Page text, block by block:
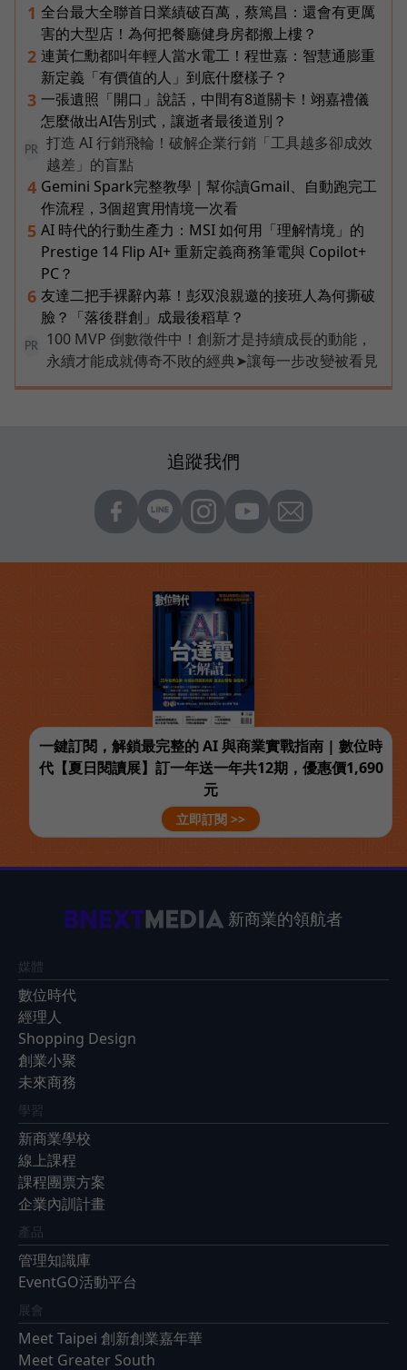
1 全台最大全聯首日業績破百萬，蔡篤昌：還會有更厲
害的大型店！為何把餐廳健身房都搬上樓？
2 連黃仁勳都叫年輕人當水電工！程世嘉：智慧通膨重
新定義「有價值的人」到底什麼樣子？
3 一張遺照「開口」說話，中間有8道關卡！翊嘉禮儀
怎麼做出AI告別式，讓逝者最後道別？
PR
打造 AI 行銷飛輪！破解企業行銷「工具越多卻成效
越差」的盲點
4 Gemini Spark完整教學｜幫你讀Gmail、自動跑完工
作流程，3個超實用情境一次看
5 AI 時代的行動生產力：MSI 如何用「理解情境」的
Prestige 14 Flip AI+ 重新定義商務筆電與 Copilot+
PC？
6 友達二把手裸辭內幕！彭双浪親邀的接班人為何撕破
臉？「落後群創」成最後稻草？
PR
100 MVP 倒數徵件中！創新才是持續成長的動能，
永續才能成就傳奇不敗的經典➤讓每一步改變被看見
追蹤我們
一鍵訂閱，解鎖最完整的 AI 與商業實戰指南 | 數位時
代【夏日閱讀展】訂一年送一年共12期，優惠價1,690
元
立即訂閱 >>
新商業的領航者
媒體
數位時代
經理人
Shopping Design
創業小聚
未來商務
學習
新商業學校
線上課程
課程團票方案
企業內訓計畫
產品
管理知識庫
EventGO活動平台
展會
Meet Taipei 創新創業嘉年華
Meet Greater South